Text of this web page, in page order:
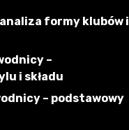
formy klubów i
–
i składu
– podstawowy